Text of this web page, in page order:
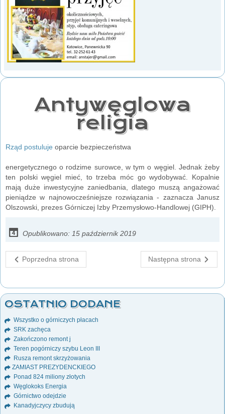
Antywęglowa
religia
Rząd postuluje oparcie bezpieczeństwa
energetycznego o rodzime surowce, w tym o węgiel. Jednak żeby
ten polski węgiel mieć, to trzeba móc go wydobywać. Kopalnie
mają duże inwestycyjne zaniedbania, dlatego muszą angażować
pieniądze w najnowocześniejsze rozwiązania - zaznacza Janusz
Olszowski, prezes Górniczej Izby Przemysłowo-Handlowej (GIPH).
Opublikowano: 15 październik 2019
Poprzedna strona Następna strona
OSTATNIO DODANE
Wszystko o górniczych płacach
SRK zachęca
Zakończono remont j
Teren pogórniczy szybu Leon III
Rusza remont skrzyżowania
ZAMIAST PREZYDENCKIEGO
Ponad 824 miliony złotych
Węglokoks Energia
Górnictwo odejdzie
Kanadyjczycy zbudują